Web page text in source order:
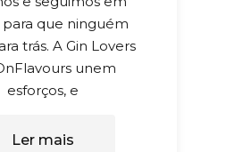
que ninguém
trás. A Gin Lovers
unem
esforços, e
Ler mais